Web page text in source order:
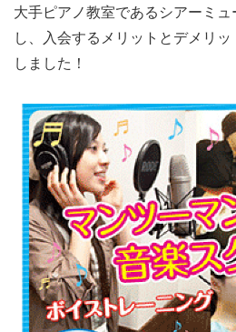
大手ピアノ教室であるシアーミ
し、入会するメリットとデメリ
しました！